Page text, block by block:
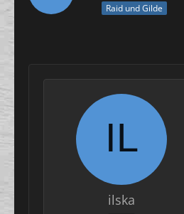
Raid und Gilde
ilska